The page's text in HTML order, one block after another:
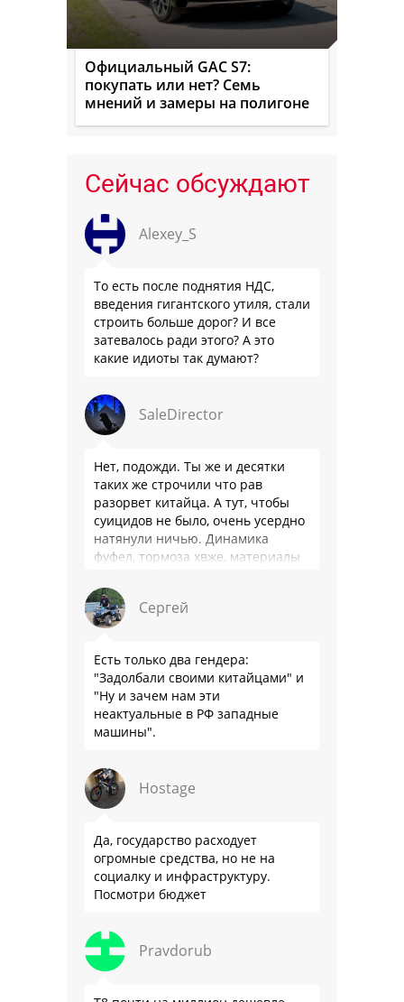
Официальный GAC S7:
покупать или нет? Семь
мнений и замеры на полигоне
Сейчас обсуждают
Alexey_S
То есть после поднятия НДС,
введения гигантского утиля, стали
строить больше дорог? И все
затевалось ради этого? А это
какие идиоты так думают?
SaleDirector
Нет, подожди. Ты же и десятки
таких же строчили что рав
разорвет китайца. А тут, чтобы
суицидов не было, очень усердно
натянули ничью. Динамика
фуфел, тормоза хвже, материалы
Сергей
Есть только два гендера:
"Задолбали своими китайцами" и
"Ну и зачем нам эти
неактуальные в РФ западные
машины".
Hostage
Да, государство расходует
огромные средства, но не на
социалку и инфраструктуру.
Посмотри бюджет
Pravdorub